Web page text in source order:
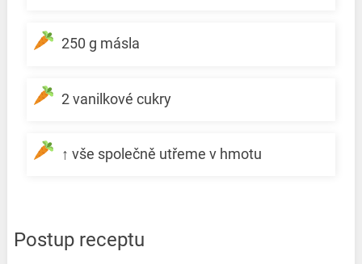
250 g másla
2 vanilkové cukry
↑ vše společně utřeme v hmotu
Postup receptu